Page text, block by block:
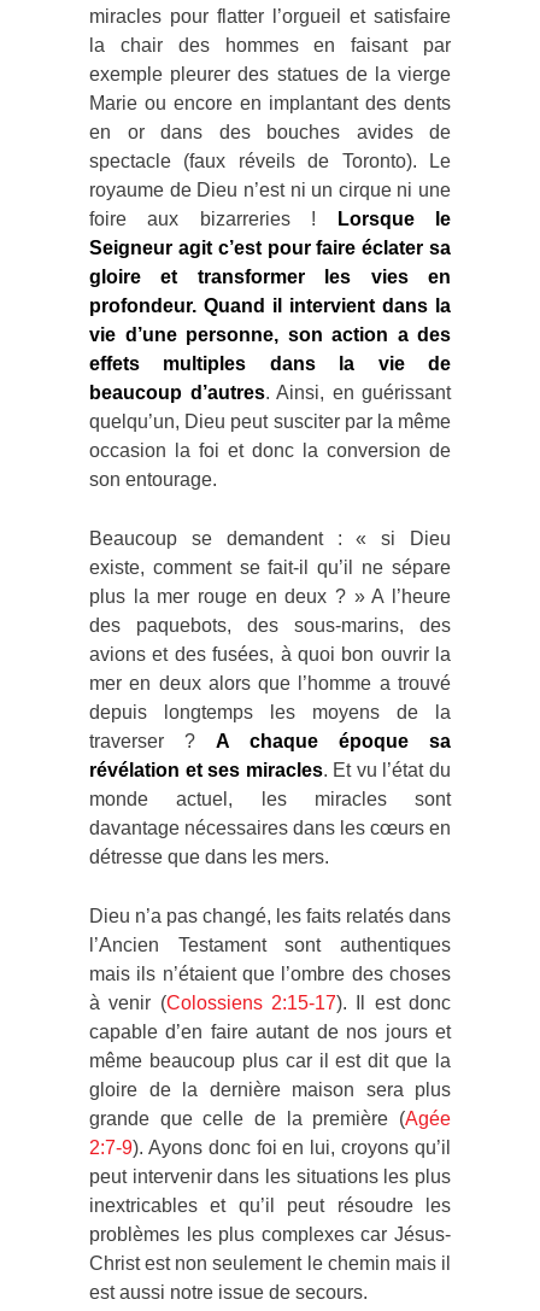
miracles pour flatter l’orgueil et satisfaire
la chair des hommes en faisant par
exemple pleurer des statues de la vierge
Marie ou encore en implantant des dents
en or dans des bouches avides de
spectacle (faux réveils de Toronto). Le
royaume de Dieu n’est ni un cirque ni une
foire aux bizarreries !
Lorsque le
Seigneur agit c’est pour faire éclater sa
gloire et transformer les vies en
profondeur. Quand il intervient dans la
vie d’une personne, son action a des
effets multiples dans la vie de
beaucoup d’autres. Ainsi, en guérissant
quelqu’un, Dieu peut susciter par la même
occasion la foi et donc la conversion de
son entourage.
Beaucoup se demandent : « si Dieu
existe, comment se fait-il qu’il ne sépare
plus la mer rouge en deux ? » A l’heure
des paquebots, des sous-marins, des
avions et des fusées, à quoi bon ouvrir la
mer en deux alors que l’homme a trouvé
depuis longtemps les moyens de la
traverser ? A chaque époque sa
révélation et ses miracles. Et vu l’état du
monde actuel, les miracles sont
davantage nécessaires dans les cœurs en
détresse que dans les mers.
Dieu n’a pas changé, les faits relatés dans
l’Ancien Testament sont authentiques
mais ils n’étaient que l’ombre des choses
à venir (Colossiens 2:15-17). Il est donc
capable d’en faire autant de nos jours et
même beaucoup plus car il est dit que la
gloire de la dernière maison sera plus
grande que celle de la première (Agée
2:7-9). Ayons donc foi en lui, croyons qu’il
peut intervenir dans les situations les plus
inextricables et qu’il peut résoudre les
problèmes les plus complexes car Jésus-
Christ est non seulement le chemin mais il
est aussi notre issue de secours.